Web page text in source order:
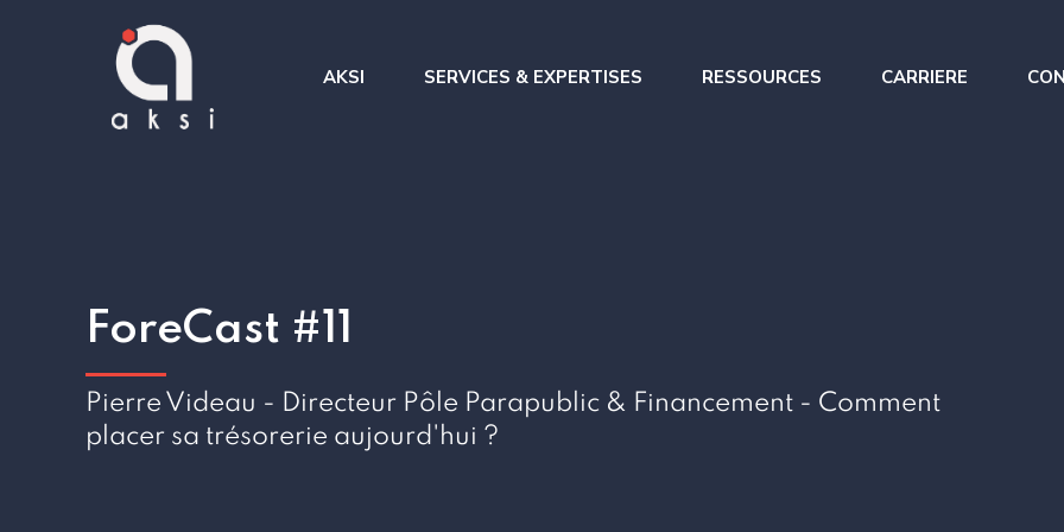
AKSI SERVICES & EXPERTISES
Gestion de projet
RESSOURCES CARRIERE
ForeCast #11
Pierre Videau - Directeur Pôle Parapublic & Financement - Comment
placer sa trésorerie aujourd'hui ?